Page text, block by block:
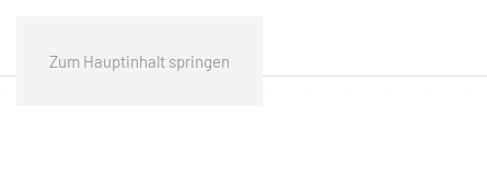
Zum Hauptinhalt springen